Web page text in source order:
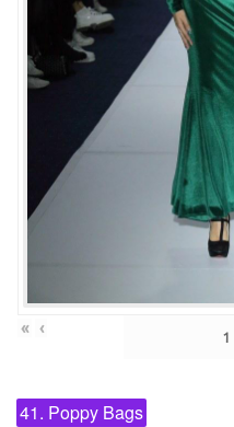
« ‹
41. Poppy Bags